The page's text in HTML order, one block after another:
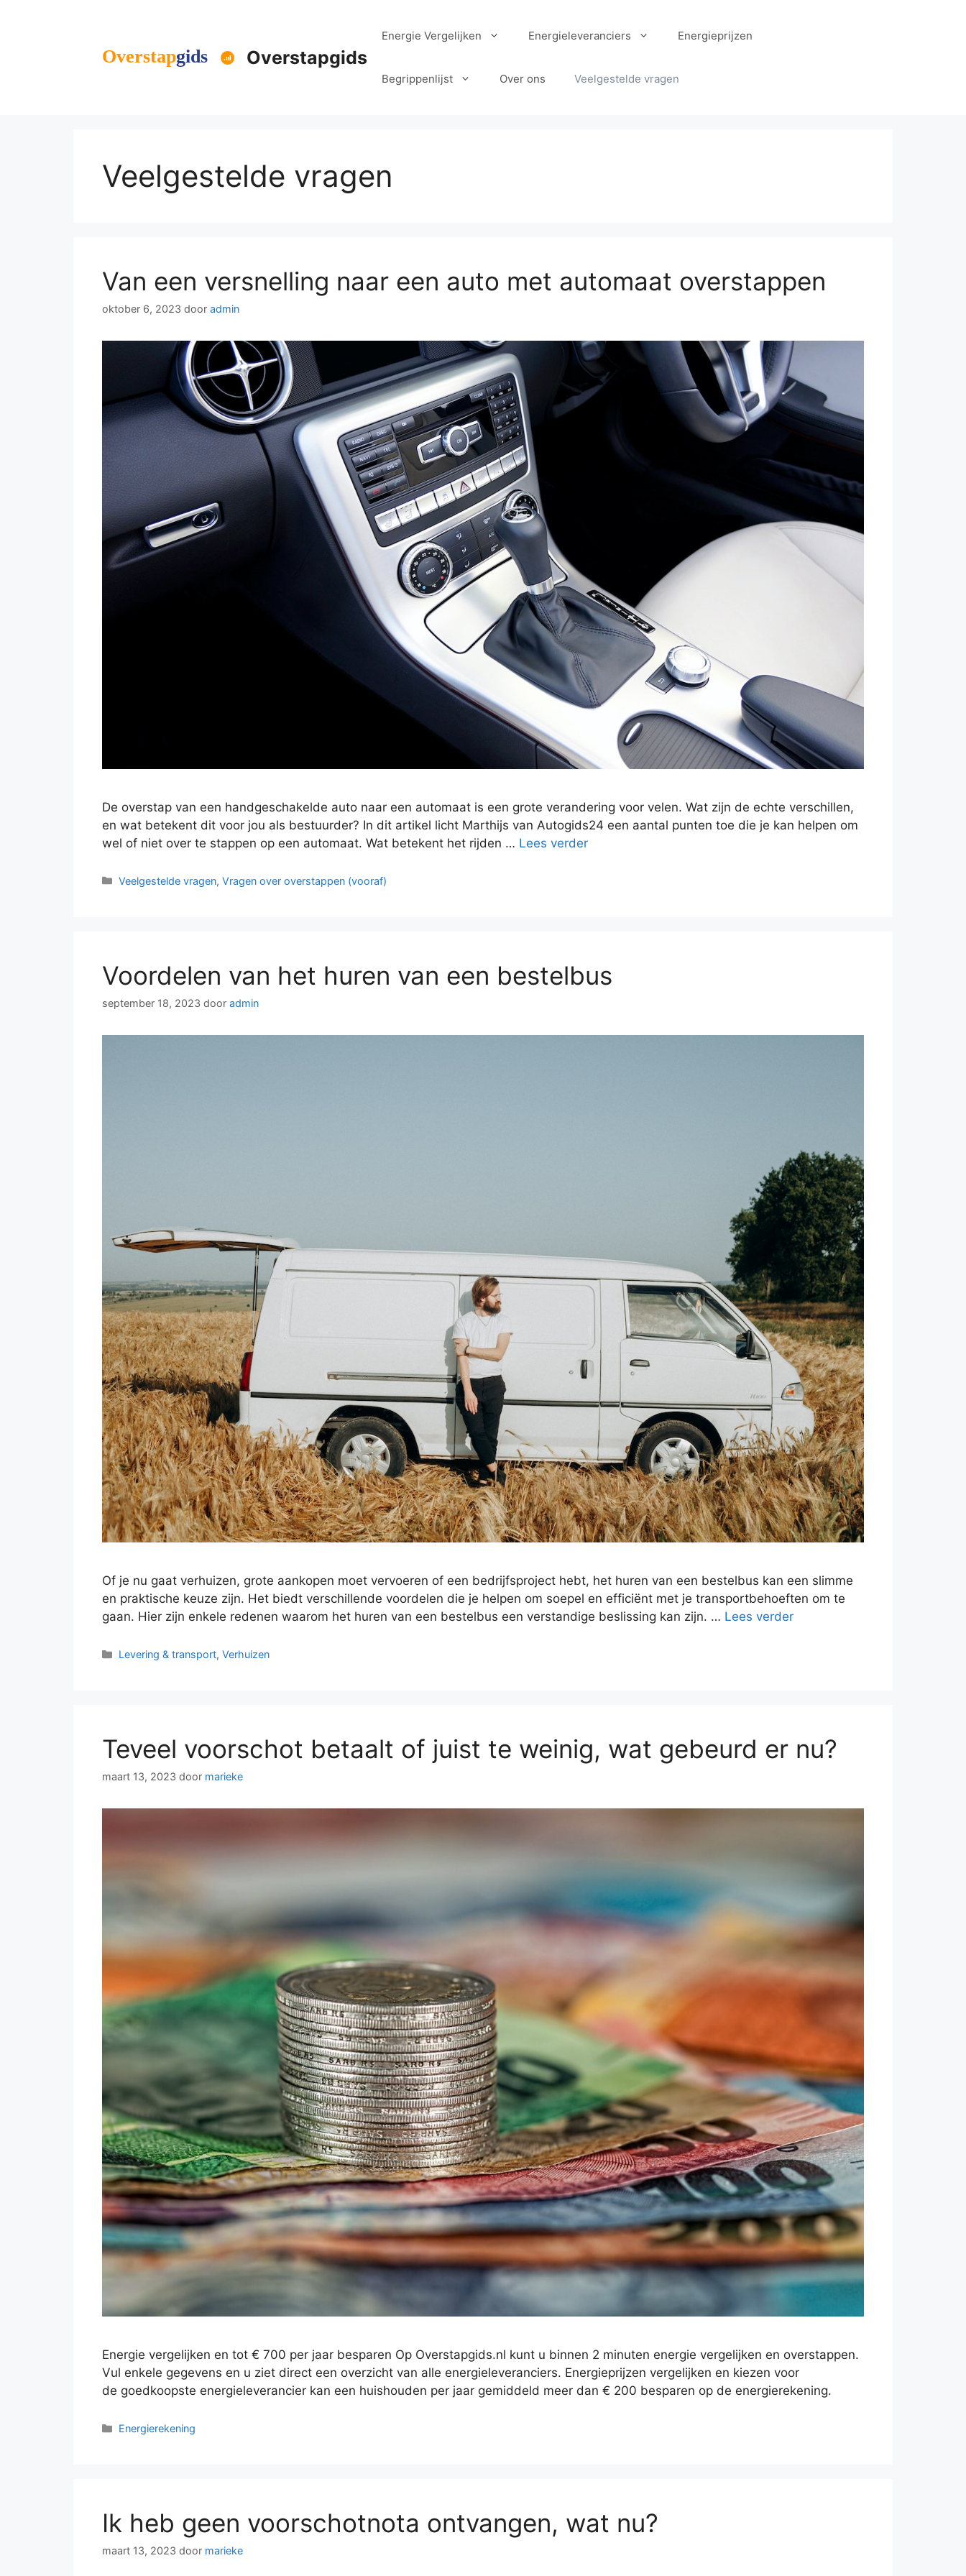
Overstapgids
Energie Vergelijken Energieleveranciers Energieprijzen
Begrippenlijst Over ons Veelgestelde vragen
Veelgestelde vragen
Van een versnelling naar een auto met automaat overstappen
oktober 6, 2023 door admin
De overstap van een handgeschakelde auto naar een automaat is een grote verandering voor velen. Wat zijn de echte verschillen,
en wat betekent dit voor jou als bestuurder? In dit artikel licht Marthijs van Autogids24 een aantal punten toe die je kan helpen om
wel of niet over te stappen op een automaat. Wat betekent het rijden … Lees verder
Categorieën
Veelgestelde vragen,Vragen over overstappen (vooraf)
Voordelen van het huren van een bestelbus
september 18, 2023 door admin
Of je nu gaat verhuizen, grote aankopen moet vervoeren of een bedrijfsproject hebt, het huren van een bestelbus kan een slimme
en praktische keuze zijn. Het biedt verschillende voordelen die je helpen om soepel en efficiënt met je transportbehoeften om te
gaan. Hier zijn enkele redenen waarom het huren van een bestelbus een verstandige beslissing kan zijn. … Lees verder
Categorieën
Levering & transport,Verhuizen
Teveel voorschot betaalt of juist te weinig, wat gebeurd er nu?
maart 13, 2023 door marieke
Energie vergelijken en tot € 700 per jaar besparen Op Overstapgids.nl kunt u binnen 2 minuten energie vergelijken en overstappen.
Vul enkele gegevens en u ziet direct een overzicht van alle energieleveranciers. Energieprijzen vergelijken en kiezen voor
de goedkoopste energieleverancier kan een huishouden per jaar gemiddeld meer dan € 200 besparen op de energierekening.
Categorieën
Energierekening
Ik heb geen voorschotnota ontvangen, wat nu?
maart 13, 2023 door marieke